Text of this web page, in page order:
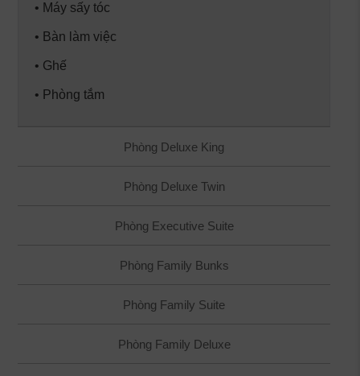
• Máy sấy tóc
• Bàn làm việc
• Ghế
• Phòng tắm
Phòng Deluxe King
Phòng Deluxe Twin
Phòng Executive Suite
Phòng Family Bunks
Phòng Family Suite
Phòng Family Deluxe